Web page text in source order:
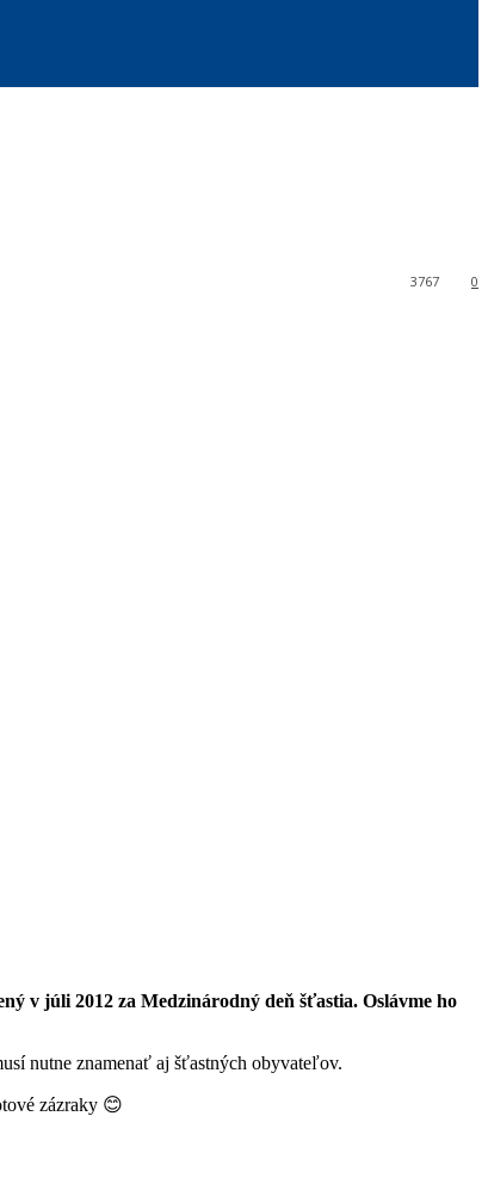
0
3767
v júli 2012 za Medzinárodný deň šťastia. Oslávme ho
nutne znamenať aj šťastných obyvateľov.
zázraky 😊